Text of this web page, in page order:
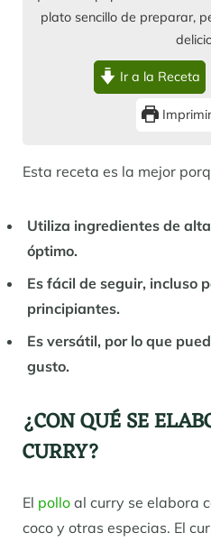
plato sencillo de preparar,
Ir a la Receta
Esta receta es la mejor
Utiliza ingredientes de
óptimo.
Es fácil de seguir, incluso
principiantes.
Es versátil, por lo que
gusto.
¿CON QUÉ SE
CURRY?
El pollo al curry se elabora
coco y otras especias. El